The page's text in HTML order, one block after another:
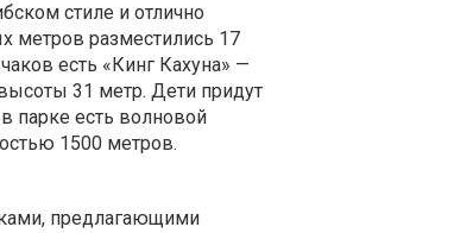
стиле и отлично
метров разместились 17
есть «Кинг Кахуна» —
31 метр. Дети придут
парке есть волновой
1500 метров.
предлагающими